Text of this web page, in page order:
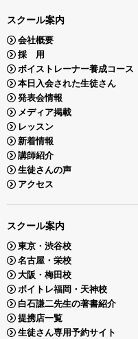
スクール案内
会社概要
採 用
ボイストレーナー養成コース
本日入会された生徒さん
発表会情報
メディア掲載
レッスン
新着情報
講師紹介
生徒さんの声
アクセス
スクール案内
東京・渋谷校
名古屋・栄校
大阪・梅田校
ボイトレ福岡・天神校
白石謙二先生の著書紹介
提携店一覧
生徒さん専用予約サイト